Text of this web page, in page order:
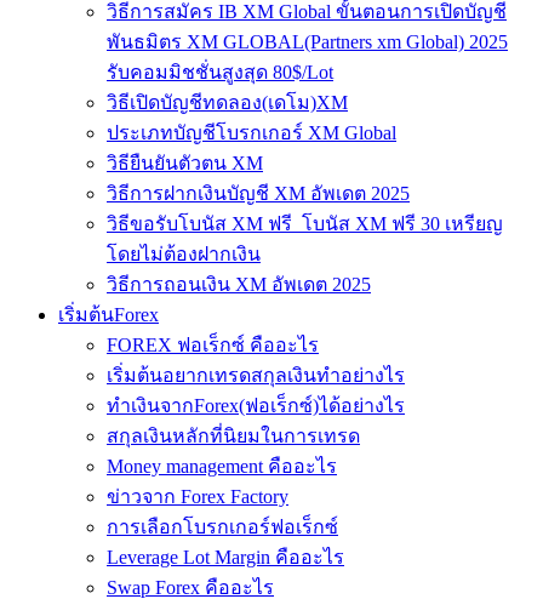
วิธีการสมัคร IB XM Global ขั้นตอนการเปิดบัญชี
พันธมิตร XM GLOBAL(Partners xm Global) 2025
รับคอมมิชชั่นสูงสุด 80$/Lot
วิธีเปิดบัญชีทดลอง(เดโม)XM
ประเภทบัญชีโบรกเกอร์ XM Global
วิธียืนยันตัวตน XM
วิธีการฝากเงินบัญชี XM อัพเดต 2025
วิธีขอรับโบนัส XM ฟรี โบนัส XM ฟรี 30 เหรียญ
โดยไม่ต้องฝากเงิน
วิธีการถอนเงิน XM อัพเดต 2025
เริ่มต้นForex
FOREX ฟอเร็กซ์ คืออะไร
เริ่มต้นอยากเทรดสกุลเงินทำอย่างไร
ทำเงินจากForex(ฟอเร็กซ์)ได้อย่างไร
สกุลเงินหลักที่นิยมในการเทรด
Money management คืออะไร
ข่าวจาก Forex Factory
การเลือกโบรกเกอร์ฟอเร็กซ์
Leverage Lot Margin คืออะไร
Swap Forex คืออะไร